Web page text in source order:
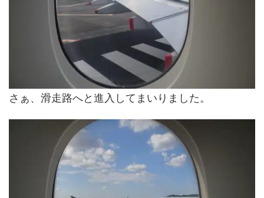
さぁ、滑走路へと進入してまいりました。